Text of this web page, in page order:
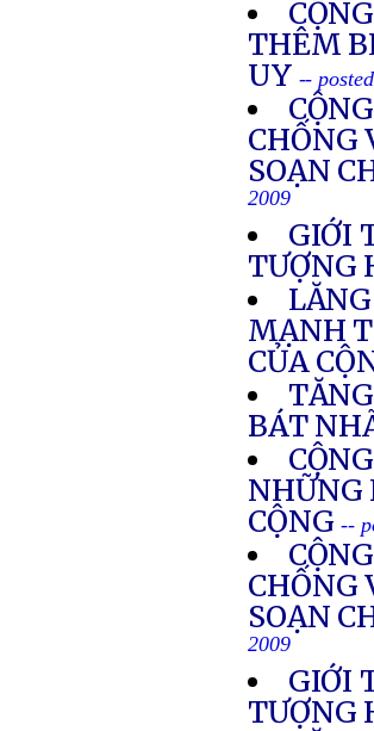
THÊM
UY --
CHỐNG
SOẠN
2009
GIỚI
TƯỢNG
MẠNH
CỦA
BÁT
NHỮNG
CỘNG --
CHỐNG
SOẠN
2009
GIỚI
TƯỢNG